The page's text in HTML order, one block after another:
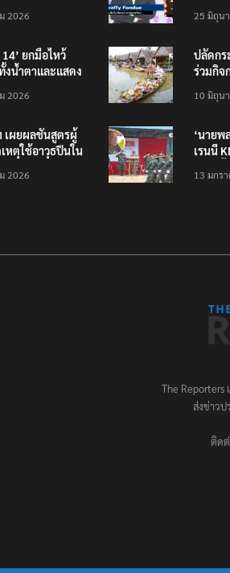
นส์ ‘กุชชี่’ 50 ปี
ย
2026
14’ ยกมือไหว้
งน้ำตาและแสดง
2026
เผยผลชันสูตรผู้
หตุใช้อาวุธปืนใน
ทั้งหมด
2026
ทั่วไทย
25 มิถุน
ปลัดกร
ร่วมกิจ
ตักบาต
10 มิถุน
‘นายพ
เรนนี
ประชา
13 มกร
The Reporters
ส่งข่าว
ติด